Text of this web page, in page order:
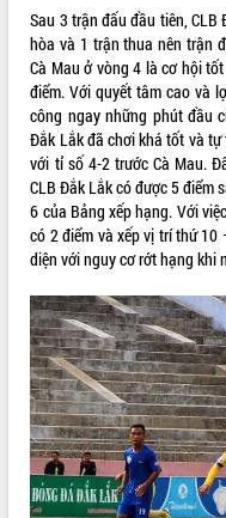
THÔNG TIN CHỈ ĐẠO ĐIỀU HÀNH
HỆ THỐNG VĂN BẢN
VĂN BẢN HĐND TỈNH
ĐIỂM TIN VĂN BẢN
QUY HOẠCH - KẾ HOẠCH
Sau 3 trận đấu đầu tiên,
hòa và 1 trận thua nên trận
Cà Mau ở vòng 4 là cơ hội
điểm. Với quyết tâm cao và
công ngay những phút đầu
Đắk Lắk đã chơi khá tốt và
với tỉ số 4-2 trước Cà Mau.
CLB Đắk Lắk có được 5 điểm
6 của Bảng xếp hạng. Với
có 2 điểm và xếp vị trí thứ
diện với nguy cơ rớt hạng khi